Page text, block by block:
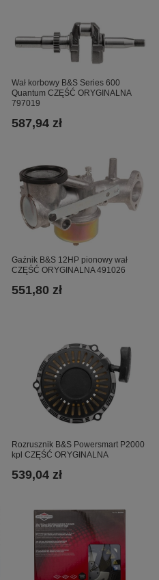
Wał korbowy B&S Series 600
Quantum CZĘŚĆ ORYGINALNA
797019
587,94 zł
Gaźnik B&S 12HP pionowy wał
CZĘŚĆ ORYGINALNA 491026
551,80 zł
Rozrusznik B&S Powersmart P2000
kpl CZĘŚĆ ORYGINALNA
539,04 zł